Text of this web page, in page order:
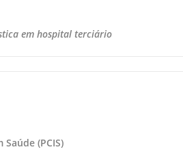
em hospital terciário
(PCIS)